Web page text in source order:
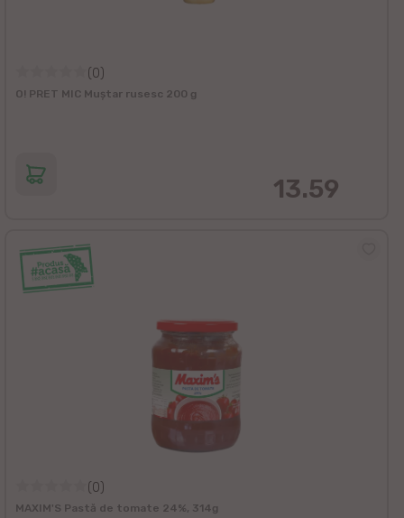
(0)
O! PRET MIC Muștar rusesc 200 g
13.59
(0)
MAXIM'S Pastă de tomate 24%, 314g